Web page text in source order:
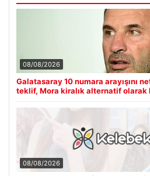
08/08/2026
Galatasaray 10 numara arayışını
teklif, Mora kiralık alternatif olarak
08/08/2026